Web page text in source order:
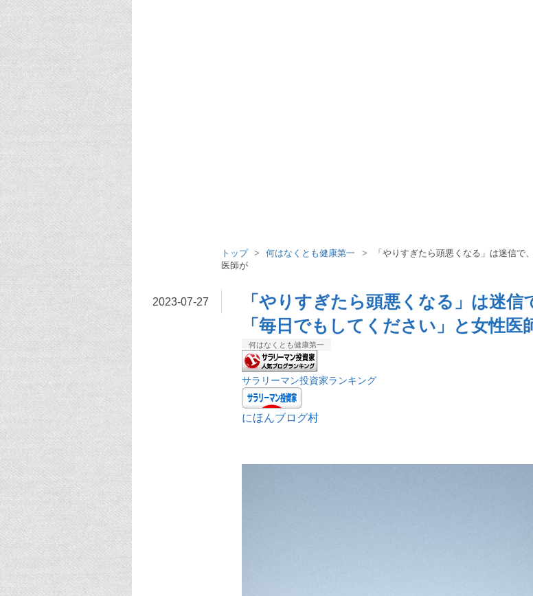
トップ > 何はなくとも健康第一 >
「やりすぎたら頭悪くなる」は迷信で
医師が
2023-07-27
「やりすぎたら頭悪くなる」は迷信
「毎日でもしてください」と女性医
何はなくとも健康第一
サラリーマン投資家ランキング
にほんブログ村